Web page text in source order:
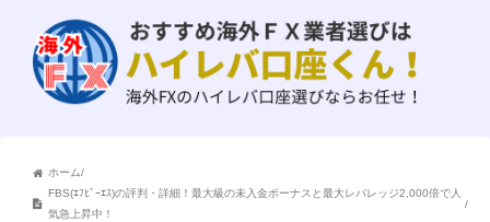
ホーム/
FBS(ｴﾌﾋﾞｰｴｽ)の評判・詳細！最大級の未入金ボーナスと最大レバレッジ2,000倍で人
気急上昇中！
/